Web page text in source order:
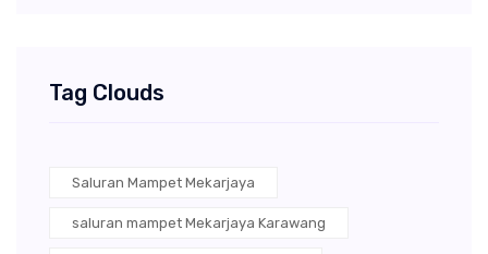
Tag Clouds
Saluran Mampet Mekarjaya
saluran mampet Mekarjaya Karawang